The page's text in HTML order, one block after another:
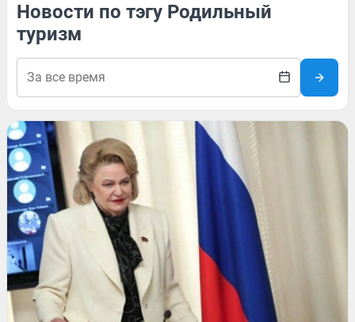
Новости по тэгу Родильный
туризм